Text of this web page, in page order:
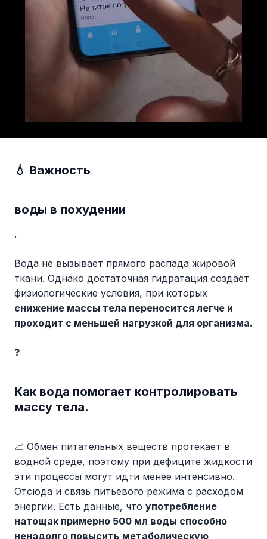
💧 Важность
воды в похудении
.
Вода не вызывает прямого распада жировой
ткани. Однако достаточная гидратация создаёт
физиологические условия, при которых
снижение массы тела переносится легче и
проходит с меньшей нагрузкой для организма.
❓
Как вода помогает контролировать
массу тела.
📈 Обмен питательных веществ протекает в
водной среде, поэтому при дефиците жидкости
эти процессы могут идти менее интенсивно.
Отсюда и связь питьевого режима с расходом
энергии. Есть данные, что употребление
натощак примерно 500 мл воды способно
ненадолго повысить метаболическую